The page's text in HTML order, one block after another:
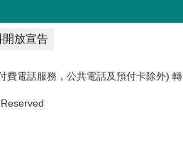
開放宣告
費電話服務，公共電話及預付卡除外) 轉